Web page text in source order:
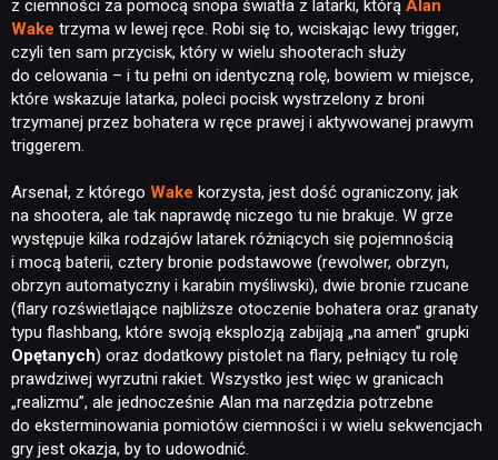
z ciemności za pomocą snopa światła z latarki, którą Alan
Wake trzyma w lewej ręce. Robi się to, wciskając lewy trigger,
czyli ten sam przycisk, który w wielu shooterach służy
do celowania – i tu pełni on identyczną rolę, bowiem w miejsce,
które wskazuje latarka, poleci pocisk wystrzelony z broni
trzymanej przez bohatera w ręce prawej i aktywowanej prawym
triggerem.
Arsenał, z którego Wake korzysta, jest dość ograniczony, jak
na shootera, ale tak naprawdę niczego tu nie brakuje. W grze
występuje kilka rodzajów latarek różniących się pojemnością
i mocą baterii, cztery bronie podstawowe (rewolwer, obrzyn,
obrzyn automatyczny i karabin myśliwski), dwie bronie rzucane
(flary rozświetlające najbliższe otoczenie bohatera oraz granaty
typu flashbang, które swoją eksplozją zabijają „na amen” grupki
Opętanych) oraz dodatkowy pistolet na flary, pełniący tu rolę
prawdziwej wyrzutni rakiet. Wszystko jest więc w granicach
„realizmu”, ale jednocześnie Alan ma narzędzia potrzebne
do eksterminowania pomiotów ciemności i w wielu sekwencjach
gry jest okazja, by to udowodnić.